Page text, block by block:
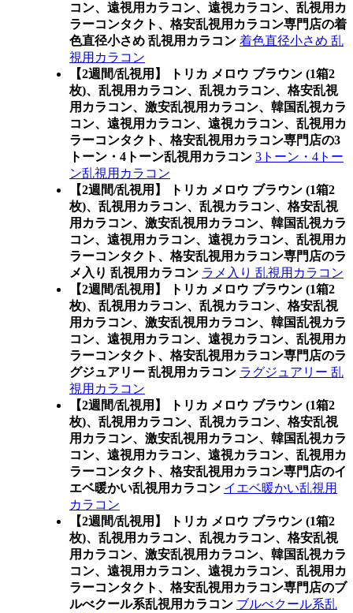
コン、遠視用カラコン、遠視カラコン、乱視用カ
ラーコンタクト、格安乱視用カラコン専門店の着
色直径小さめ 乱視用カラコン 着色直径小さめ 乱
視用カラコン
【2週間/乱視用】 トリカ メロウ ブラウン (1箱2
枚)、乱視用カラコン、乱視カラコン、格安乱視
用カラコン、激安乱視用カラコン、韓国乱視カラ
コン、遠視用カラコン、遠視カラコン、乱視用カ
ラーコンタクト、格安乱視用カラコン専門店の3
トーン・4トーン乱視用カラコン 3トーン・4トー
ン乱視用カラコン
【2週間/乱視用】 トリカ メロウ ブラウン (1箱2
枚)、乱視用カラコン、乱視カラコン、格安乱視
用カラコン、激安乱視用カラコン、韓国乱視カラ
コン、遠視用カラコン、遠視カラコン、乱視用カ
ラーコンタクト、格安乱視用カラコン専門店のラ
メ入り 乱視用カラコン ラメ入り 乱視用カラコン
【2週間/乱視用】 トリカ メロウ ブラウン (1箱2
枚)、乱視用カラコン、乱視カラコン、格安乱視
用カラコン、激安乱視用カラコン、韓国乱視カラ
コン、遠視用カラコン、遠視カラコン、乱視用カ
ラーコンタクト、格安乱視用カラコン専門店のラ
グジュアリー 乱視用カラコン ラグジュアリー 乱
視用カラコン
【2週間/乱視用】 トリカ メロウ ブラウン (1箱2
枚)、乱視用カラコン、乱視カラコン、格安乱視
用カラコン、激安乱視用カラコン、韓国乱視カラ
コン、遠視用カラコン、遠視カラコン、乱視用カ
ラーコンタクト、格安乱視用カラコン専門店のイ
エベ暖かい乱視用カラコン イエベ暖かい乱視用
カラコン
【2週間/乱視用】 トリカ メロウ ブラウン (1箱2
枚)、乱視用カラコン、乱視カラコン、格安乱視
用カラコン、激安乱視用カラコン、韓国乱視カラ
コン、遠視用カラコン、遠視カラコン、乱視用カ
ラーコンタクト、格安乱視用カラコン専門店のブ
ルべクール系乱視用カラコン ブルべクール系乱